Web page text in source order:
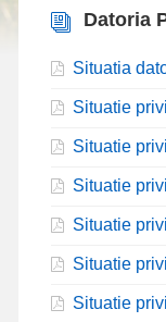
Datoria
Situatia
Situatie
Situatie
Situatie
Situatie
Situatie
Situatie